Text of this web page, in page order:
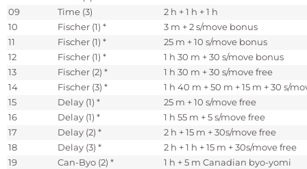
09
Time (3)
2 h + 1 h + 1 h
10
Fischer (1) *
3 m + 2 s/move bonus
11
Fischer (1) *
25 m + 10 s/move bonus
12
Fischer (1) *
1 h 30 m + 30 s/move bonus
13
Fischer (2) *
1 h 30 m + 30 s/move free
14
Fischer (3) *
1 h 40 m + 50 m + 15 m + 30 s/
15
Delay (1) *
25 m + 10 s/move free
16
Delay (1) *
1 h 55 m + 5 s/move free
17
Delay (2) *
2 h + 15 m + 30s/move free
18
Delay (3) *
2 h + 1 h + 15 m + 30s/move free
19
Can-Byo (2) *
1 h + 5 m Canadian byo-yomi